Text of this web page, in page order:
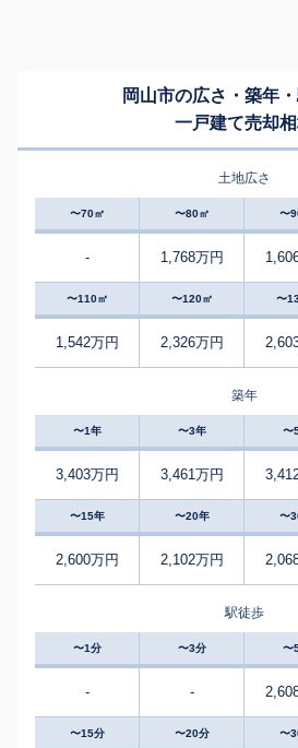
岡山市の広さ・築年
一戸建て売却
土地広さ
〜70㎡ 〜80㎡ 〜
- 1,768万円
〜110㎡ 〜120㎡ 〜
1,542万円 2,326万円
築年
〜1年 〜3年 〜
3,403万円 3,461万円
〜15年 〜20年 〜
2,600万円 2,102万円
駅徒歩
〜1分 〜3分 〜
- -
〜15分 〜20分 〜